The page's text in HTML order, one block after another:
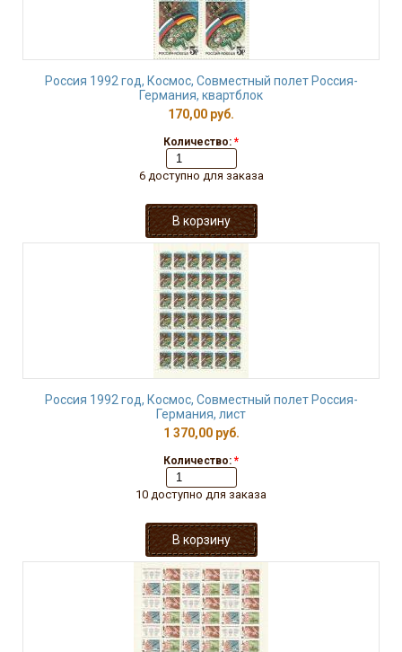
Россия 1992 год, Космос, Совместный полет Россия-
Германия, квартблок
170,00 руб.
Количество: *
6 доступно для заказа
Россия 1992 год, Космос, Совместный полет Россия-
Германия, лист
1 370,00 руб.
Количество: *
10 доступно для заказа